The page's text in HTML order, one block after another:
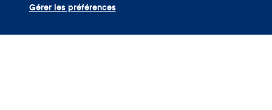
Gérer les préférences